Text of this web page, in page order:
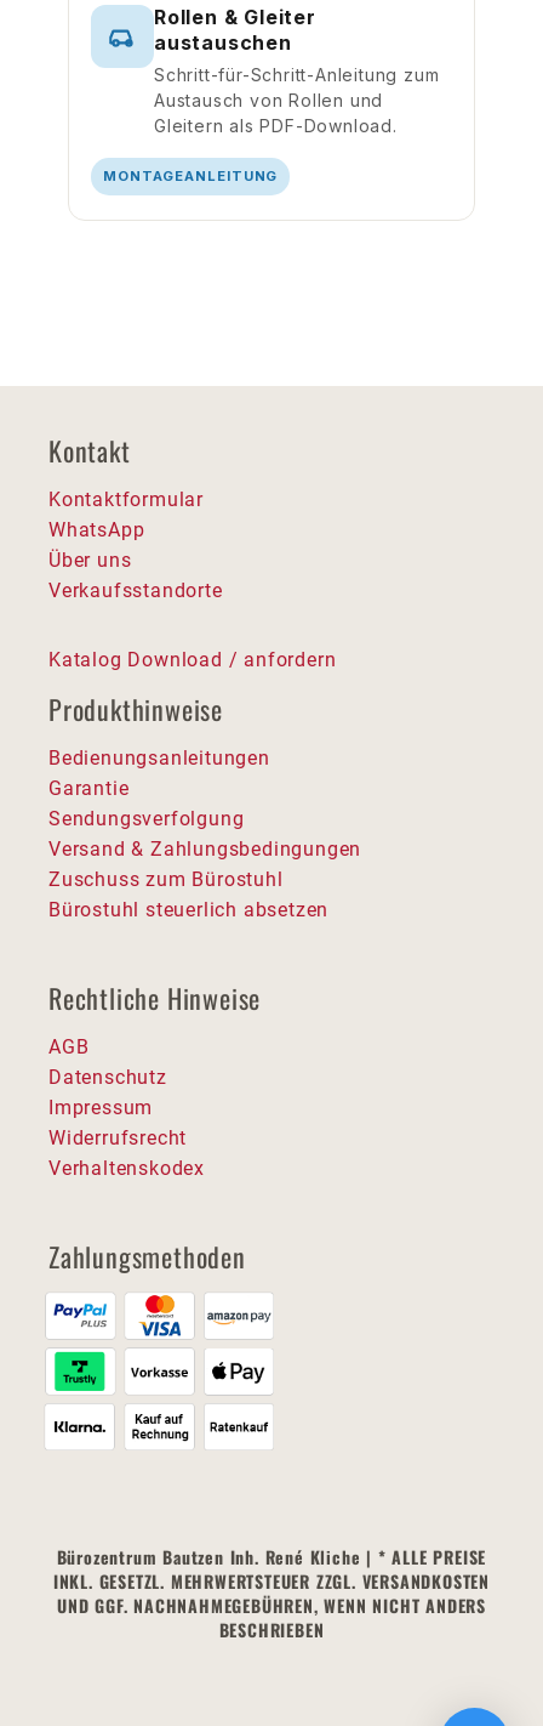
Rollen & Gleiter
austauschen
Schritt-für-Schritt-Anleitung zum
Austausch von Rollen und
Gleitern als PDF-Download.
MONTAGEANLEITUNG
Kontakt
Kontaktformular
WhatsApp
Über uns
Verkaufsstandorte
Katalog Download / anfordern
Produkthinweise
Bedienungsanleitungen
Garantie
Sendungsverfolgung
Versand & Zahlungsbedingungen
Zuschuss zum Bürostuhl
Bürostuhl steuerlich absetzen
Rechtliche Hinweise
AGB
Datenschutz
Impressum
Widerrufsrecht
Verhaltenskodex
Zahlungsmethoden
Bürozentrum Bautzen Inh. René Kliche | * ALLE PREISE
INKL. GESETZL. MEHRWERTSTEUER ZZGL. VERSANDKOSTEN
UND GGF. NACHNAHMEGEBÜHREN, WENN NICHT ANDERS
BESCHRIEBEN